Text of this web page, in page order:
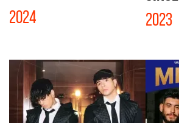
2024 2023